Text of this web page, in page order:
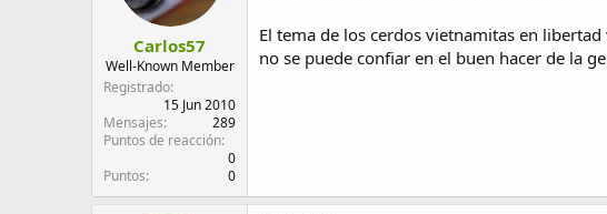
Carlos57
Well-Known Member
Registrado
15 Jun 2010
Mensajes
289
Puntos de reacción
0
Puntos
0
El tema de los cerdos vietnamitas en
no se puede confiar en el buen hacer de la